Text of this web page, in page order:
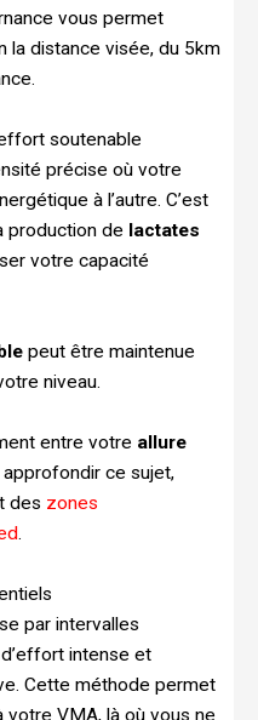
vous permet
la distance visée, du 5km
soutenable
précise où votre
à l’autre. C’est
production de lactates
votre capacité
peut être maintenue
niveau.
entre votre allure
ce sujet,
des zones
.
par intervalles
intense et
Cette méthode permet
votre VMA, là où vous ne